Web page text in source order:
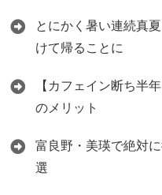
とにかく暑い連続真
けて帰ることに
【カフェイン断ち半
のメリット
富良野・美瑛で絶対
選